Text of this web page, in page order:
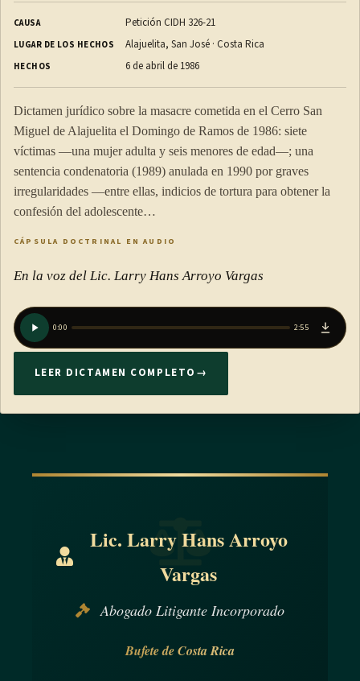
CAUSA Petición CIDH 326-21
LUGAR DE LOS HECHOS Alajuelita, San José · Costa Rica
HECHOS 6 de abril de 1986
Dictamen jurídico sobre la masacre cometida en el Cerro San
Miguel de Alajuelita el Domingo de Ramos de 1986: siete
víctimas —una mujer adulta y seis menores de edad—; una
sentencia condenatoria (1989) anulada en 1990 por graves
irregularidades —entre ellas, indicios de tortura para obtener la
confesión del adolescente…
CÁPSULA DOCTRINAL EN AUDIO
En la voz del Lic. Larry Hans Arroyo Vargas
0:00 2:55
LEER DICTAMEN COMPLETO →
Lic. Larry Hans Arroyo
Vargas
Abogado Litigante Incorporado
Bufete de Costa Rica